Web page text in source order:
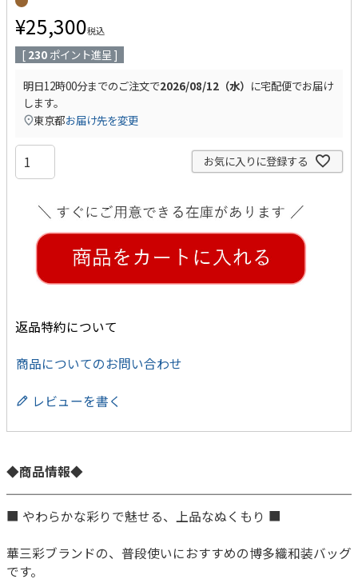
¥25,300税込
[ 230 ポイント進呈 ]
明日12時00分までのご注文で2026/08/12（水） に宅配便でお届け
します。
東京都お届け先を変更
お気に入りに登録する
返品特約について
商品についてのお問い合わせ
レビューを書く
◆商品情報◆
■ やわらかな彩りで魅せる、上品なぬくもり ■
華三彩ブランドの、普段使いにおすすめの博多織和装バッグ
です。